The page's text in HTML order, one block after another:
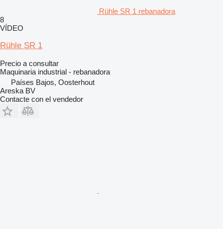
Rühle SR 1 rebanadora
8
VÍDEO
Rühle SR 1
Precio a consultar
Maquinaria industrial - rebanadora
Países Bajos, Oosterhout
Areska BV
Contacte con el vendedor